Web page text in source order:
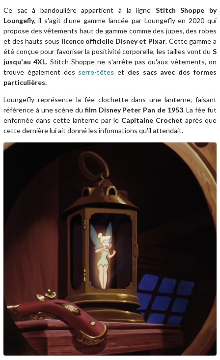
Ce sac à bandoulière appartient à la ligne Stitch Shoppe by
Loungefly, il s'agit d'une gamme lancée par Loungefly en 2020 qui
propose des vêtements haut de gamme comme des jupes, des robes
et des hauts sous licence officielle Disney et Pixar. Cette gamme a
été conçue pour favoriser la positivité corporelle, les tailles vont du S
jusqu'au 4XL. Stitch Shoppe ne s'arrête pas qu'aux vêtements, on
trouve également des serre-têtes et des sacs avec des formes
particulières.
Loungefly représente la fée clochette dans une lanterne, faisant
référence à une scène du film Disney Peter Pan de 1953. La fée fut
enfermée dans cette lanterne par le Capitaine Crochet après que
cette dernière lui ait donné les informations qu'il attendait.